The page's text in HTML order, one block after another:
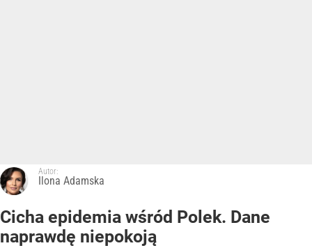
Autor:
Ilona Adamska
Cicha epidemia wśród Polek. Dane
naprawdę niepokoją